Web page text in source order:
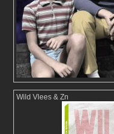
Wild Vlees & Zn